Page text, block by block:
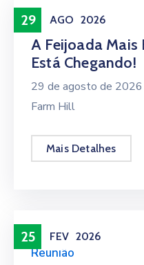
29 AGO 2026
A Feijoada Mais
Está Chegando!
29 de agosto de 2026
Farm Hill
Mais Detalhes
25 FEV 2026
Reunião